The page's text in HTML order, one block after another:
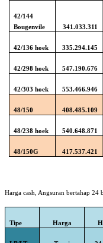
42/144
Bougenvile
341.033.311
42/136 hoek 335.294.145
42/298 hoek 547.190.676
42/303 hoek 553.466.946
48/150 408.485.109
48/238 hoek 540.648.871
48/150G 417.537.421
Harga cash, Angsuran bertahap 24
Tipe Harga